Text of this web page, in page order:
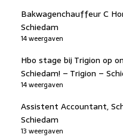
Bakwagenchauffeur C
Schiedam
14 weergaven
Hbo stage bij Trigion op
Schiedam! – Trigion –
14 weergaven
Assistent Accountant,
Schiedam
13 weergaven